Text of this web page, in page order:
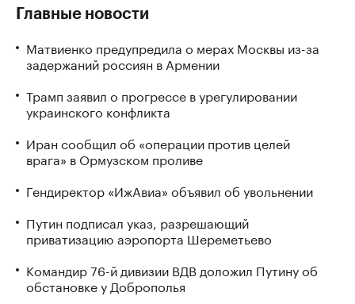
Главные новости
Матвиенко предупредила о мерах Москвы из-за
задержаний россиян в Армении
Трамп заявил о прогрессе в урегулировании
украинского конфликта
Иран сообщил об «операции против целей
врага» в Ормузском проливе
Гендиректор «ИжАвиа» объявил об увольнении
Путин подписал указ, разрешающий
приватизацию аэропорта Шереметьево
Командир 76-й дивизии ВДВ доложил Путину об
обстановке у Доброполья